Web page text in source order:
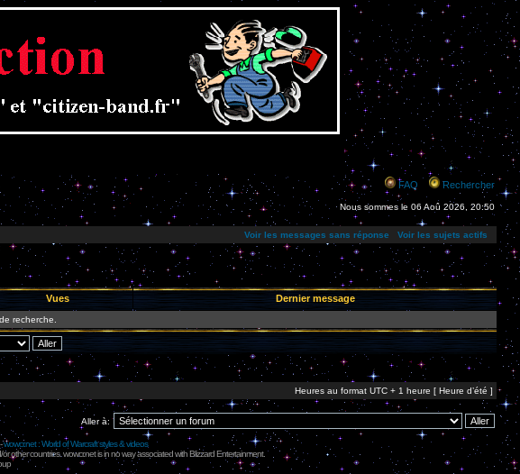
FAQ Rechercher
Nous sommes le 06 Aoû 2026, 20:50
Voir les messages sans réponse Voir les sujets actifs
Vues Dernier message
recherche.
Heures au format UTC + 1 heure [ Heure d’été ]
Aller à:
wowcr.net : World of Warcraft styles & videos
other countries. wowcr.net is in no way associated with Blizzard Entertainment.